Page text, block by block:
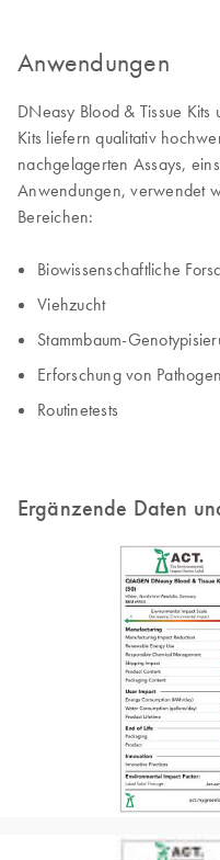
Anwendungen
DNeasy Blood & Tissue
Kits liefern qualitativ
nachgelagerten Assays,
Anwendungen, verwendet
Bereichen:
Biowissenschaftliche
Viehzucht
Stammbaum-
Erforschung von
Routinetests
Ergänzende Daten